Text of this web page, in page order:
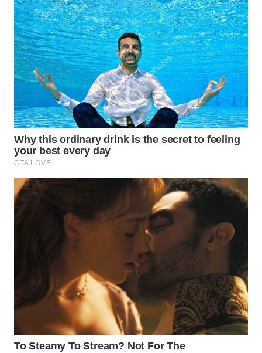
WN
SAMOSIR
WN
PADANG
LAWAS
WN
SUMEDANG
WN
CIANJUR
WN
KEPULAUAN
WN
BINJAI
WN
CIREBON